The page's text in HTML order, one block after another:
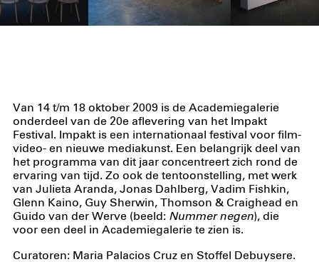
Van 14 t/m 18 oktober 2009 is de Academiegalerie
onderdeel van de 20e aflevering van het Impakt
Festival. Impakt is een internationaal festival voor film-
video- en nieuwe mediakunst. Een belangrijk deel van
het programma van dit jaar concentreert zich rond de
ervaring van tijd. Zo ook de tentoonstelling, met werk
van Julieta Aranda, Jonas Dahlberg, Vadim Fishkin,
Glenn Kaino, Guy Sherwin, Thomson & Craighead en
Guido van der Werve (beeld: Nummer negen), die
voor een deel in Academiegalerie te zien is.
Curatoren: Maria Palacios Cruz en Stoffel Debuysere.